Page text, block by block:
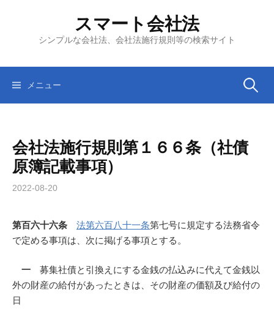
ツ
スマート会社法
シンプルな会社法、会社法施行規則等の検索サイト
メニュー 検
会社法施行規則第１６６条（社債
原簿記載事項）
2022-08-20
第百六十六条 法第六百八十一条第七号に規定する法務省令
で定める事項は、次に掲げる事項とする。
一 募集社債と引換えにする金銭の払込みに代えて金銭以
外の財産の給付があったときは、その財産の価額及び給付の
日